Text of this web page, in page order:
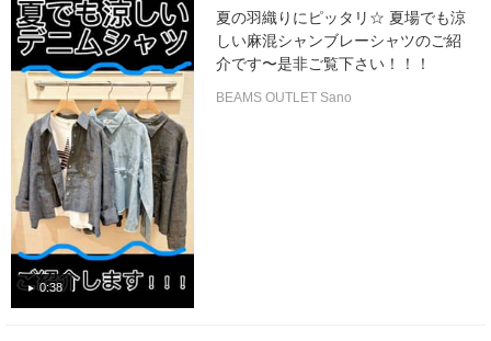
0:38
夏の羽織りにピッタリ☆ 夏場でも涼
しい麻混シャンブレーシャツのご紹
介です〜是非ご覧下さい！！！
BEAMS OUTLET Sano